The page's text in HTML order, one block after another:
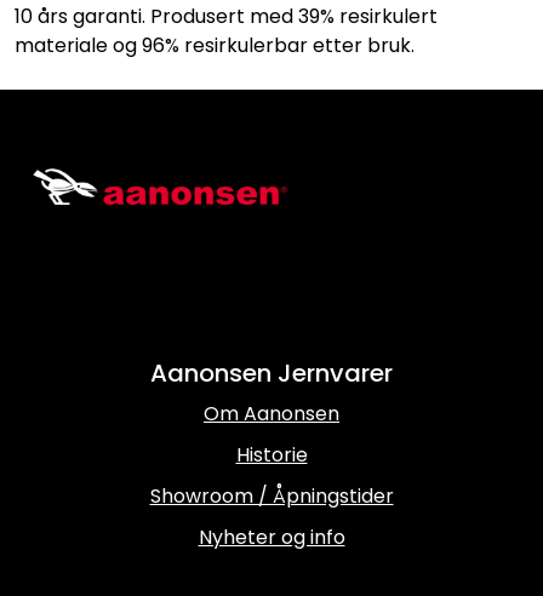
10 års garanti. Produsert med 39% resirkulert
materiale og 96% resirkulerbar etter bruk.
Aanonsen Jernvarer
Om Aanonsen
Historie
Showroom / Åpningstider
Nyheter og info